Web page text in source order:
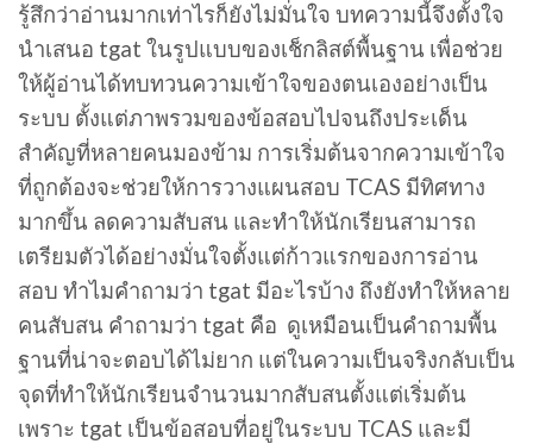
รู้สึกว่าอ่านมากเท่าไรก็ยังไม่มั่นใจ บทความนี้จึงตั้งใจ
นำเสนอ tgat ในรูปแบบของเช็กลิสต์พื้นฐาน เพื่อช่วย
ให้ผู้อ่านได้ทบทวนความเข้าใจของตนเองอย่างเป็น
ระบบ ตั้งแต่ภาพรวมของข้อสอบไปจนถึงประเด็น
สำคัญที่หลายคนมองข้าม การเริ่มต้นจากความเข้าใจ
ที่ถูกต้องจะช่วยให้การวางแผนสอบ TCAS มีทิศทาง
มากขึ้น ลดความสับสน และทำให้นักเรียนสามารถ
เตรียมตัวได้อย่างมั่นใจตั้งแต่ก้าวแรกของการอ่าน
สอบ ทำไมคำถามว่า tgat มีอะไรบ้าง ถึงยังทำให้หลาย
คนสับสน คำถามว่า tgat คือ ดูเหมือนเป็นคำถามพื้น
ฐานที่น่าจะตอบได้ไม่ยาก แต่ในความเป็นจริงกลับเป็น
จุดที่ทำให้นักเรียนจำนวนมากสับสนตั้งแต่เริ่มต้น
เพราะ tgat เป็นข้อสอบที่อยู่ในระบบ TCAS และมี